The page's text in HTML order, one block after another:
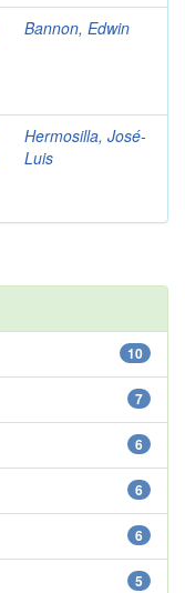
Bannon, Edwin
Hermosilla, José-
Luis
10
7
6
6
6
5